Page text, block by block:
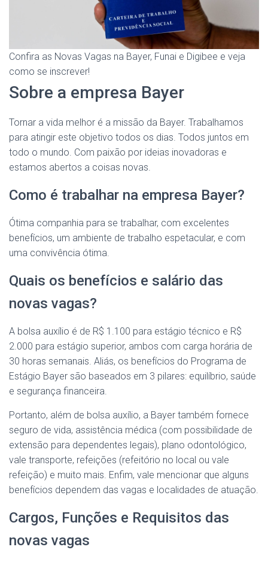
Confira as Novas Vagas na Bayer, Funai e Digibee e veja
como se inscrever!
Sobre a empresa Bayer
Tornar a vida melhor é a missão da Bayer. Trabalhamos
para atingir este objetivo todos os dias. Todos juntos em
todo o mundo. Com paixão por ideias inovadoras e
estamos abertos a coisas novas.
Como é trabalhar na empresa Bayer?
Ótima companhia para se trabalhar, com excelentes
benefícios, um ambiente de trabalho espetacular, e com
uma convivência ótima.
Quais os benefícios e salário das
novas vagas?
A bolsa auxílio é de R$ 1.100 para estágio técnico e R$
2.000 para estágio superior, ambos com carga horária de
30 horas semanais. Aliás, os benefícios do Programa de
Estágio Bayer são baseados em 3 pilares: equilíbrio, saúde
e segurança financeira.
Portanto, além de bolsa auxílio, a Bayer também fornece
seguro de vida, assistência médica (com possibilidade de
extensão para dependentes legais), plano odontológico,
vale transporte, refeições (refeitório no local ou vale
refeição) e muito mais. Enfim, vale mencionar que alguns
benefícios dependem das vagas e localidades de atuação.
Cargos, Funções e Requisitos das
novas vagas